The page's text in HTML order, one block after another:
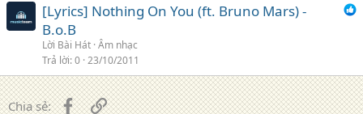
[Lyrics] Nothing On You (ft. Bruno Mars) -
B.o.B
Lời Bài Hát Âm nhạc
Trả lời 0 23/10/2011
Chia sẻ: FacebookLiên kết